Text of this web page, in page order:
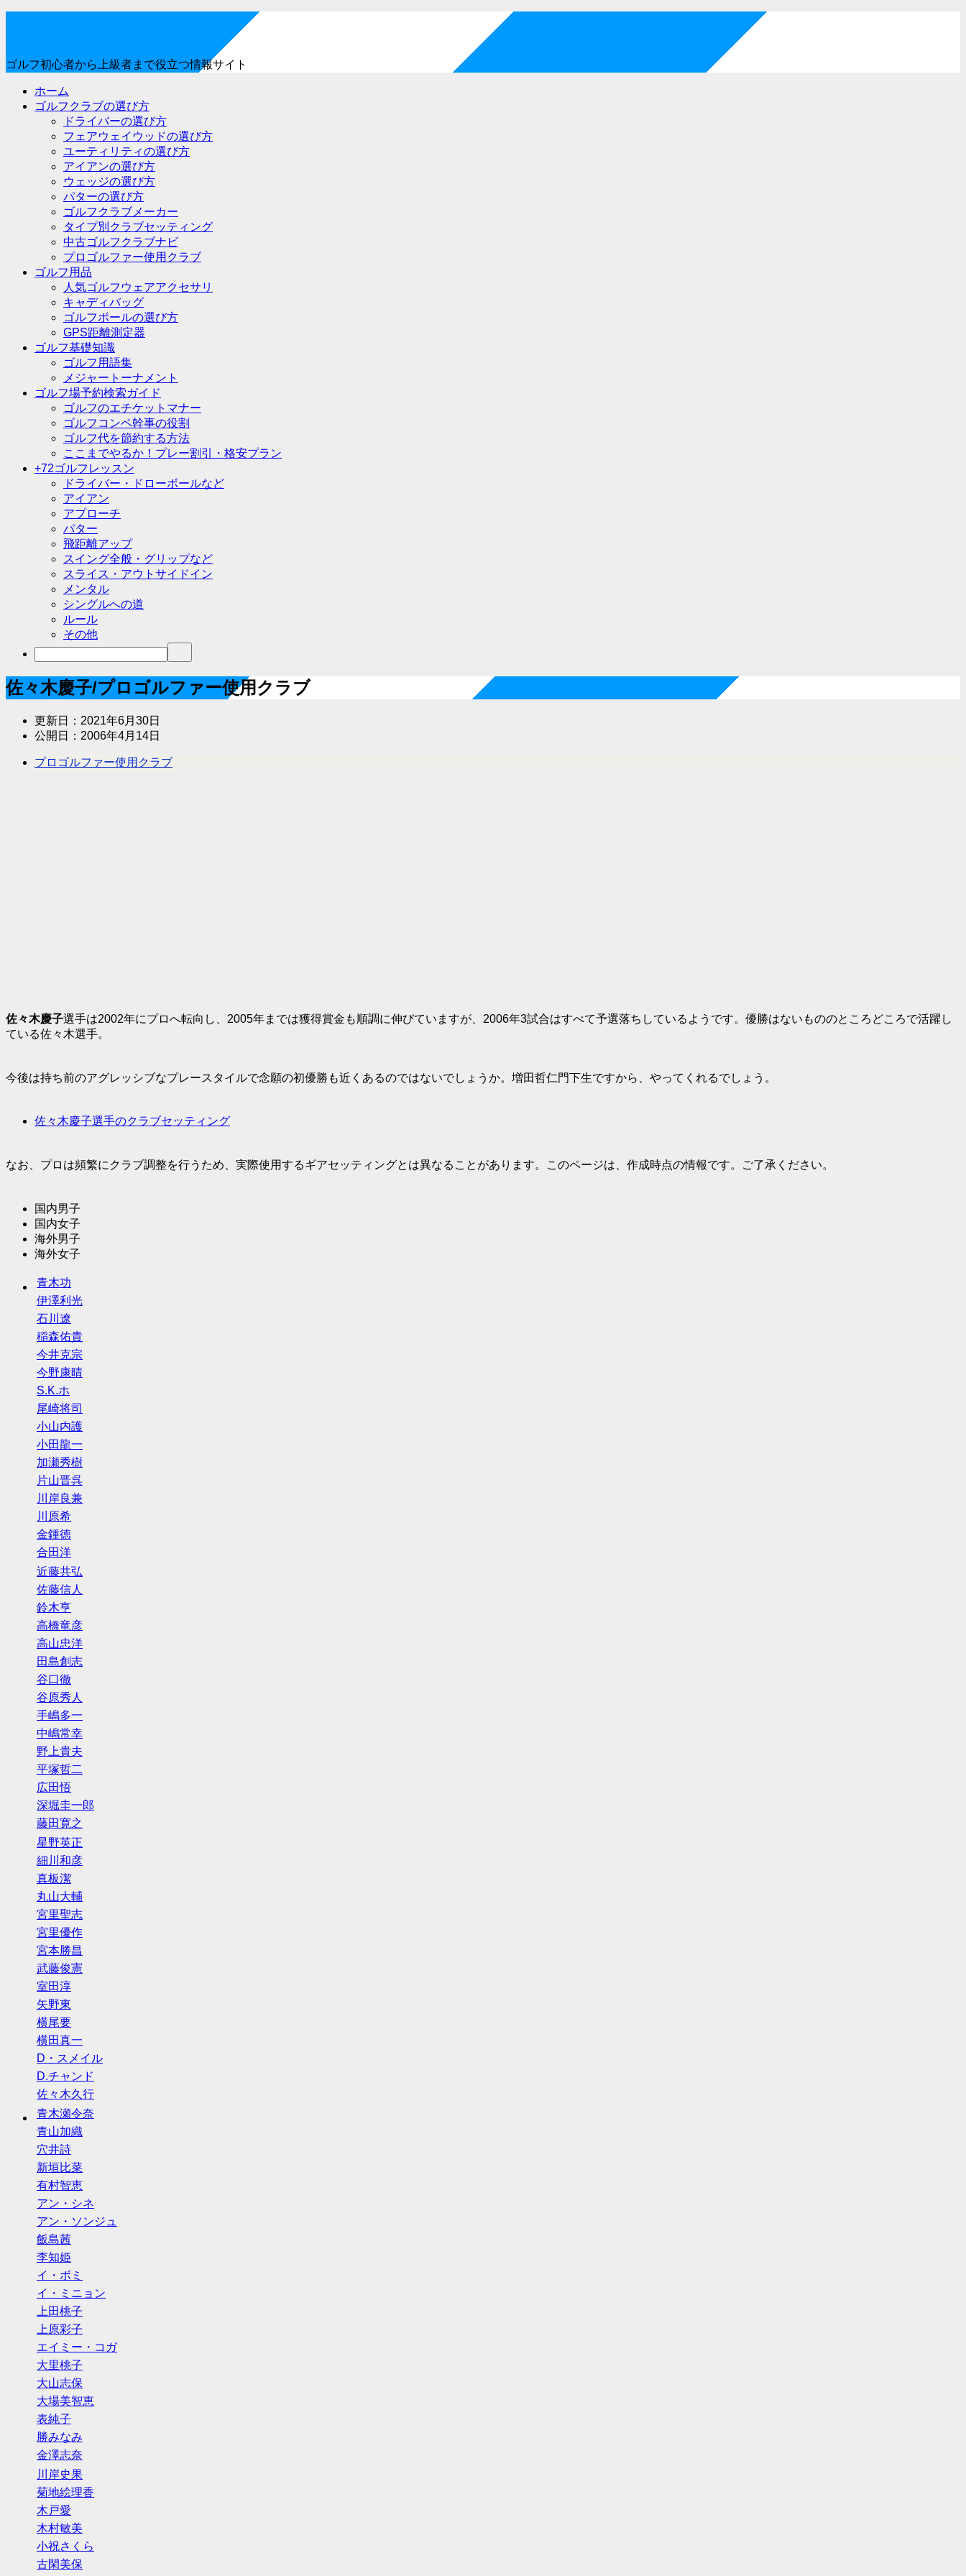
ゴルフ初心者から上級者まで役立つ情報サイト
ホーム
ゴルフクラブの選び方
ドライバーの選び方
フェアウェイウッドの選び方
ユーティリティの選び方
アイアンの選び方
ウェッジの選び方
パターの選び方
ゴルフクラブメーカー
タイプ別クラブセッティング
中古ゴルフクラブナビ
プロゴルファー使用クラブ
ゴルフ用品
人気ゴルフウェアアクセサリ
キャディバッグ
ゴルフボールの選び方
GPS距離測定器
ゴルフ基礎知識
ゴルフ用語集
メジャートーナメント
ゴルフ場予約検索ガイド
ゴルフのエチケットマナー
ゴルフコンペ幹事の役割
ゴルフ代を節約する方法
ここまでやるか！プレー割引・格安プラン
+72ゴルフレッスン
ドライバー・ドローボールなど
アイアン
アプローチ
パター
飛距離アップ
スイング全般・グリップなど
スライス・アウトサイドイン
メンタル
シングルへの道
ルール
その他
佐々木慶子/プロゴルファー使用クラブ
更新日： 2021年6月30日
公開日： 2006年4月14日
プロゴルファー使用クラブ
佐々木慶子選手は2002年にプロへ転向し、2005年までは獲得賞金も順調に伸びていますが、2006年3試合はすべて予選落ちしているようです。優勝はないもののところどころで活躍し
ている佐々木選手。
今後は持ち前のアグレッシブなプレースタイルで念願の初優勝も近くあるのではないでしょうか。増田哲仁門下生ですから、やってくれるでしょう。
佐々木慶子選手のクラブセッティング
なお、プロは頻繁にクラブ調整を行うため、実際使用するギアセッティングとは異なることがあります。このページは、作成時点の情報です。ご了承ください。
国内男子
国内女子
海外男子
海外女子
青木功
伊澤利光
石川遼
稲森佑貴
今井克宗
今野康晴
S.K.ホ
尾崎将司
小山内護
小田龍一
加瀬秀樹
片山晋呉
川岸良兼
川原希
金鍾徳
合田洋
近藤共弘
佐藤信人
鈴木亨
高橋竜彦
高山忠洋
田島創志
谷口徹
谷原秀人
手嶋多一
中嶋常幸
野上貴夫
平塚哲二
広田悟
深堀圭一郎
藤田寛之
星野英正
細川和彦
真板潔
丸山大輔
宮里聖志
宮里優作
宮本勝昌
武藤俊憲
室田淳
矢野東
横尾要
横田真一
D・スメイル
D.チャンド
佐々木久行
青木瀬令奈
青山加織
穴井詩
新垣比菜
有村智恵
アン・シネ
アン・ソンジュ
飯島茜
李知姫
イ・ボミ
イ・ミニョン
上田桃子
上原彩子
エイミー・コガ
大里桃子
大山志保
大場美智恵
表純子
勝みなみ
金澤志奈
川岸史果
菊地絵理香
木戸愛
木村敏美
小祝さくら
古閑美保